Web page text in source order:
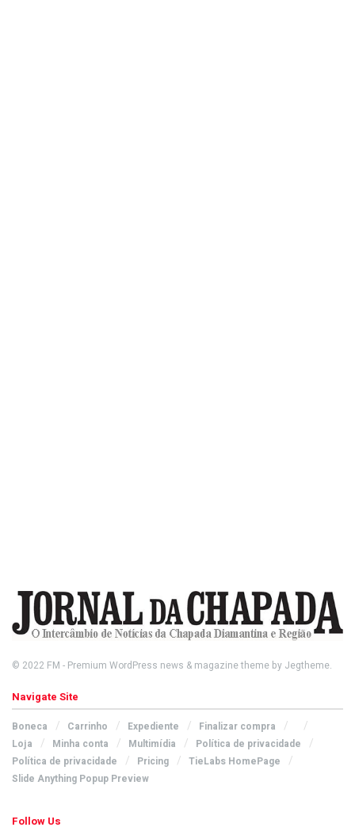
© 2022 FM - Premium WordPress news & magazine theme by Jegtheme.
Navigate Site
Boneca Carrinho Expediente
Finalizar compra
Loja
Minha conta Multimídia
Política de privacidade
Política de privacidade
Pricing
TieLabs HomePage
Slide Anything Popup Preview
Follow Us